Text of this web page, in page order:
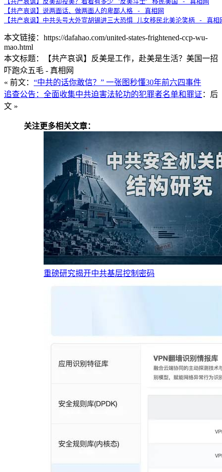
【共产哀讽】说两面话、做两面人的卑鄙人格 - 真相网
【共产哀讽】中共头号大外宣胡锡进三大恐惧 儿女移民北美沦笑柄 - 真相
本文链接：https://dafahao.com/united-states-frightened-ccp-wu-
mao.html
本文标题：【共产哀讽】反美是工作，赴美是生活？美国一招
吓跑众五毛 - 真相网
« 前文： “中共的话你敢信？” 一张图秒懂30年前六四事件
追查公告：全面收集中共迫害法轮功的犯罪者名单和罪证 ：后
文 »
关注更多相关文章：
重磅研究揭开中共基层控制密码